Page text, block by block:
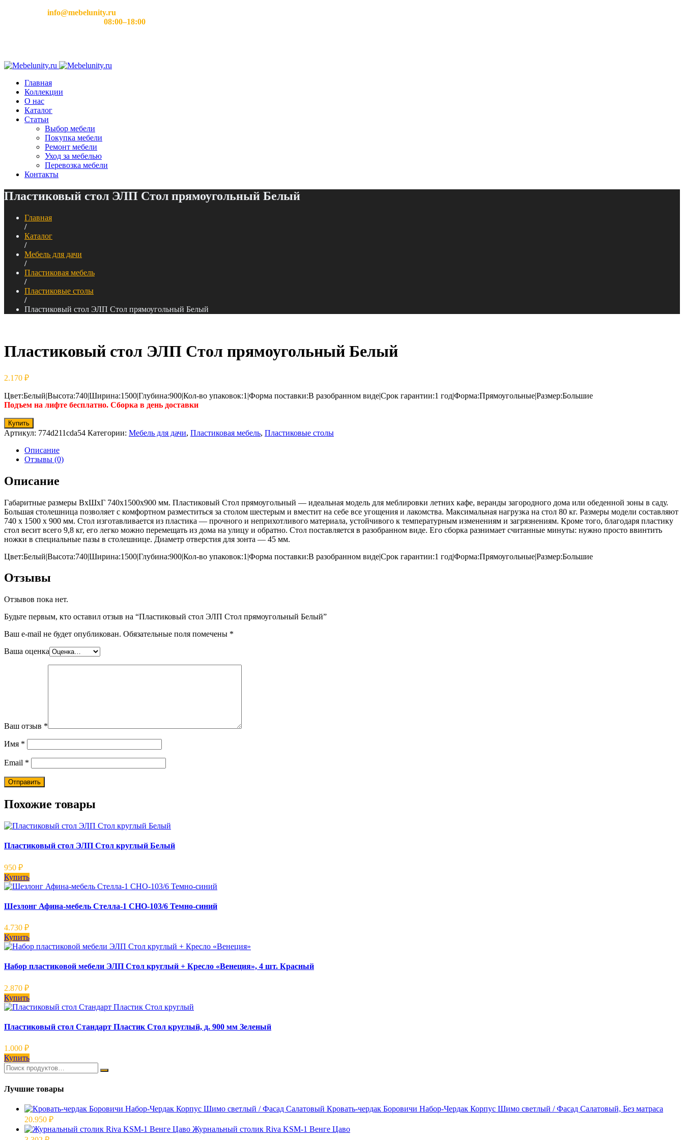
info@mebelunity.ru
08:00–18:00
Главная
Коллекции
О нас
Каталог
Статьи
Выбор мебели
Покупка мебели
Ремонт мебели
Уход за мебелью
Перевозка мебели
Контакты
Пластиковый стол ЭЛП Стол прямоугольный Белый
Главная
/
Каталог
/
Мебель для дачи
/
Пластиковая мебель
/
Пластиковые столы
/
Пластиковый стол ЭЛП Стол прямоугольный Белый
Пластиковый стол ЭЛП Стол прямоугольный Белый
2.170 ₽
Цвет:Белый|Высота:740|Ширина:1500|Глубина:900|Кол-во упаковок:1|Форма поставки:В разобранном виде|Срок гарантии:1 год|Форма:Прямоугольные|Размер:Большие
Подъем на лифте бесплатно. Сборка в день доставки
Купить
Артикул: 774d211cda54 Категории: Мебель для дачи, Пластиковая мебель, Пластиковые столы
Описание
Отзывы (0)
Описание
Габаритные размеры ВхШхГ 740x1500x900 мм. Пластиковый Стол прямоугольный — идеальная модель для меблировки летних кафе, веранды загородного дома или обеденной зоны в саду.
Большая столешница позволяет с комфортном разместиться за столом шестерым и вместит на себе все угощения и лакомства. Максимальная нагрузка на стол 80 кг. Размеры модели составляют
740 х 1500 х 900 мм. Стол изготавливается из пластика — прочного и неприхотливого материала, устойчивого к температурным изменениям и загрязнениям. Кроме того, благодаря пластику
стол весит всего 9,8 кг, его легко можно перемещать из дома на улицу и обратно. Стол поставляется в разобранном виде. Его сборка разнимает считанные минуты: нужно просто ввинтить
ножки в специальные пазы в столешнице. Диаметр отверстия для зонта — 45 мм.
Цвет:Белый|Высота:740|Ширина:1500|Глубина:900|Кол-во упаковок:1|Форма поставки:В разобранном виде|Срок гарантии:1 год|Форма:Прямоугольные|Размер:Большие
Отзывы
Отзывов пока нет.
Будьте первым, кто оставил отзыв на “Пластиковый стол ЭЛП Стол прямоугольный Белый”
Ваш e-mail не будет опубликован. Обязательные поля помечены *
Ваша оценка
Ваш отзыв *
Имя *
Email *
Похожие товары
Пластиковый стол ЭЛП Стол круглый Белый
950 ₽
Купить
Шезлонг Афина-мебель Стелла-1 CHO-103/6 Темно-синий
4.730 ₽
Купить
Набор пластиковой мебели ЭЛП Стол круглый + Кресло «Венеция», 4 шт. Красный
2.870 ₽
Купить
Пластиковый стол Стандарт Пластик Стол круглый, д. 900 мм Зеленый
1.000 ₽
Купить
Лучшие товары
Кровать-чердак Боровичи Набор-Чердак Корпус Шимо светлый / Фасад Салатовый, Без матраса
20.950 ₽
Журнальный столик Riva KSM-1 Венге Цаво